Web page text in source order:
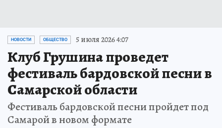
НОВОСТИ ОБЩЕСТВО 5 июля 2026 4:07
Клуб Грушина проведет
фестиваль бардовской песни в
Самарской области
Фестиваль бардовской песни пройдет под
Самарой в новом формате